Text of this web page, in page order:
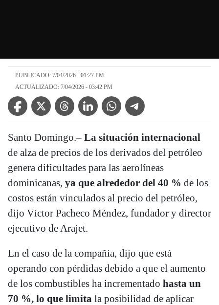
PUBLICADO: 7/04/2026 - 01:27 PM
ACTUALIZADO: 7/04/2026 - 03:42 PM
Facebook IconTwitter IconThreads IconLinkedin IconWhatsApp IconTelegram Icon
Santo Domingo.– La situación internacional
de alza de precios de los derivados del petróleo
genera dificultades para las aerolíneas
dominicanas, ya que alrededor del 40 % de los
costos están vinculados al precio del petróleo,
dijo Víctor Pacheco Méndez, fundador y director
ejecutivo de Arajet.
En el caso de la compañía, dijo que está
operando con pérdidas debido a que el aumento
de los combustibles ha incrementado hasta un
70 %, lo que limita la posibilidad de aplicar